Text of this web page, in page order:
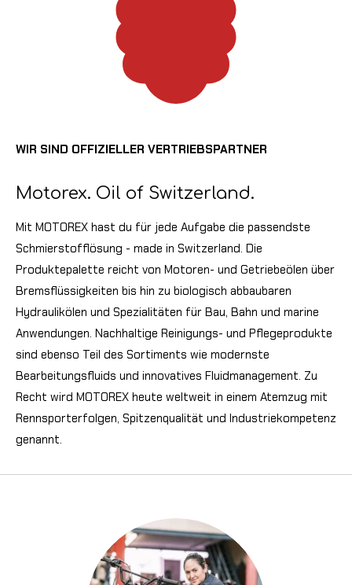
WIR SIND OFFIZIELLER VERTRIEBSPARTNER
Motorex. Oil of Switzerland.
Mit MOTOREX hast du für jede Aufgabe die passendste
Schmierstofflösung - made in Switzerland. Die
Produktepalette reicht von Motoren- und Getriebeölen über
Bremsflüssigkeiten bis hin zu biologisch abbaubaren
Hydraulikölen und Spezialitäten für Bau, Bahn und marine
Anwendungen. Nachhaltige Reinigungs- und Pflegeprodukte
sind ebenso Teil des Sortiments wie modernste
Bearbeitungsfluids und innovatives Fluidmanagement. Zu
Recht wird MOTOREX heute weltweit in einem Atemzug mit
Rennsporterfolgen, Spitzenqualität und Industriekompetenz
genannt.